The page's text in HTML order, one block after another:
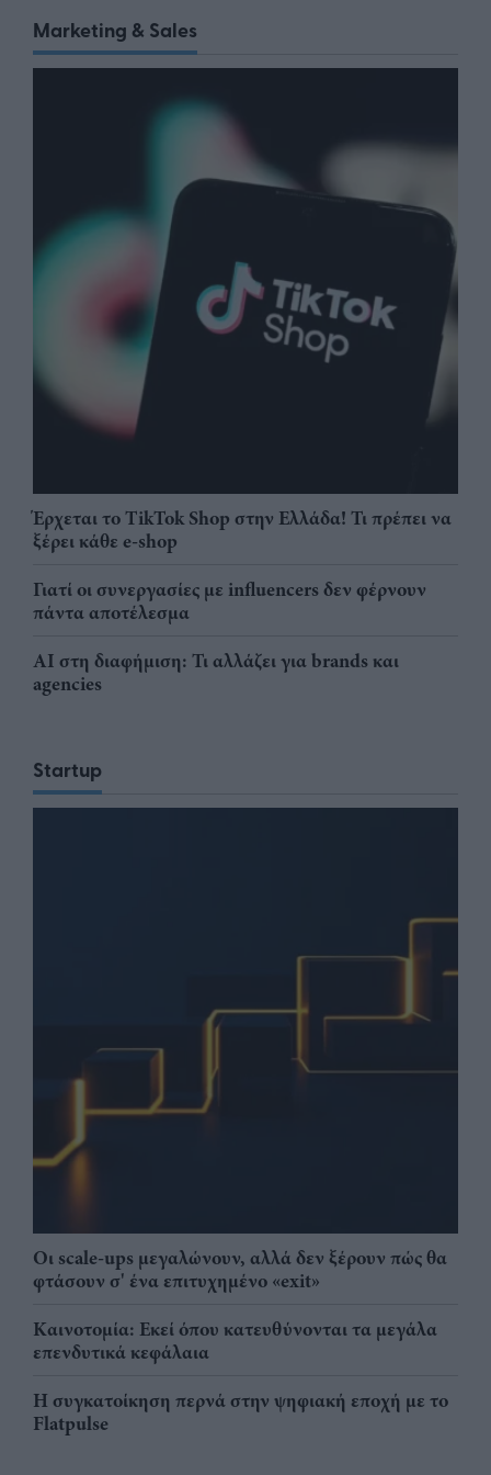
Marketing & Sales
Έρχεται το TikTok Shop στην Ελλάδα! Τι πρέπει να
ξέρει κάθε e-shop
Γιατί οι συνεργασίες με influencers δεν φέρνουν
πάντα αποτέλεσμα
AI στη διαφήμιση: Τι αλλάζει για brands και
agencies
Startup
Οι scale-ups μεγαλώνουν, αλλά δεν ξέρουν πώς θα
φτάσουν σ' ένα επιτυχημένο «exit»
Καινοτομία: Εκεί όπου κατευθύνονται τα μεγάλα
επενδυτικά κεφάλαια
Η συγκατοίκηση περνά στην ψηφιακή εποχή με το
Flatpulse